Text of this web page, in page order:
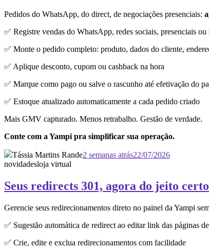
Pedidos do WhatsApp, do direct, de negociações presenciais:
✅ Registre vendas do WhatsApp, redes sociais, presenciais ou
✅ Monte o pedido completo: produto, dados do cliente,
✅ Aplique desconto, cupom ou cashback na hora
✅ Marque como pago ou salve o rascunho até efetivação do
✅ Estoque atualizado automaticamente a cada pedido criado
Mais GMV capturado. Menos retrabalho. Gestão de verdade.
Conte com a Yampi pra simplificar sua operação.
Tássia Martins Rande2 semanas atrás22/07/2026
novidadesloja virtual
Seus redirects 301, agora do jeito
Gerencie seus redirecionamentos direto no painel da Yampi
✅ Sugestão automática de redirect ao editar link das páginas
✅ Crie, edite e exclua redirecionamentos com facilidade